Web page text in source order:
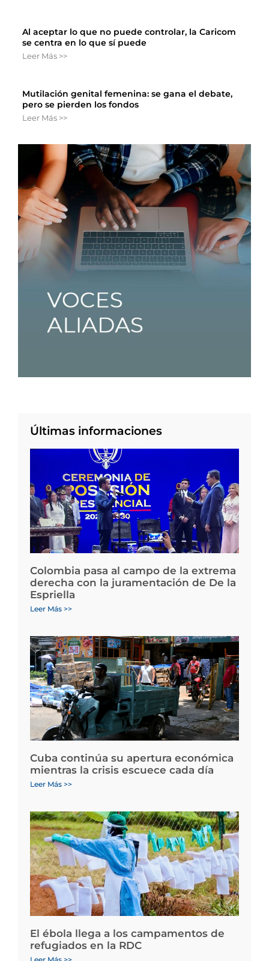
Al aceptar lo que no puede controlar, la Caricom
se centra en lo que sí puede
Leer Más >>
Mutilación genital femenina: se gana el debate,
pero se pierden los fondos
Leer Más >>
Últimas informaciones
Colombia pasa al campo de la extrema
derecha con la juramentación de De la
Espriella
Leer Más >>
Cuba continúa su apertura económica
mientras la crisis escuece cada día
Leer Más >>
El ébola llega a los campamentos de
refugiados en la RDC